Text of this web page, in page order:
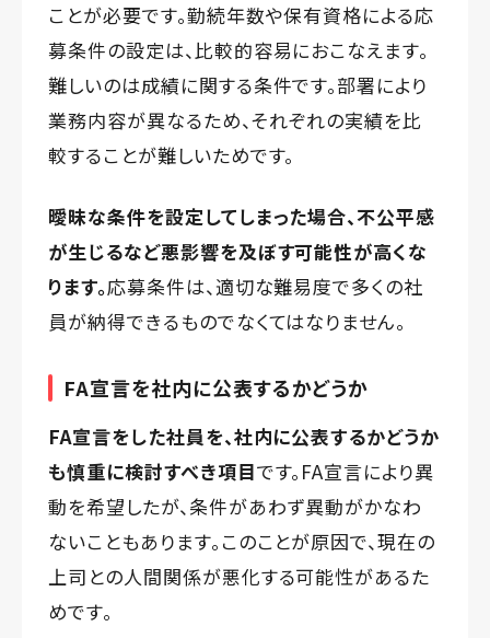
ことが必要です。勤続年数や保有資格による応
募条件の設定は、比較的容易におこなえます。
難しいのは成績に関する条件です。部署により
業務内容が異なるため、それぞれの実績を比
較することが難しいためです。
曖昧な条件を設定してしまった場合、不公平感
が生じるなど悪影響を及ぼす可能性が高くな
ります。応募条件は、適切な難易度で多くの社
員が納得できるものでなくてはなりません。
FA宣言を社内に公表するかどうか
FA宣言をした社員を、社内に公表するかどうか
も慎重に検討すべき項目です。FA宣言により異
動を希望したが、条件があわず異動がかなわ
ないこともあります。このことが原因で、現在の
上司との人間関係が悪化する可能性があるた
めです。